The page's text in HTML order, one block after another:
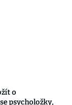
o
psycholožky,